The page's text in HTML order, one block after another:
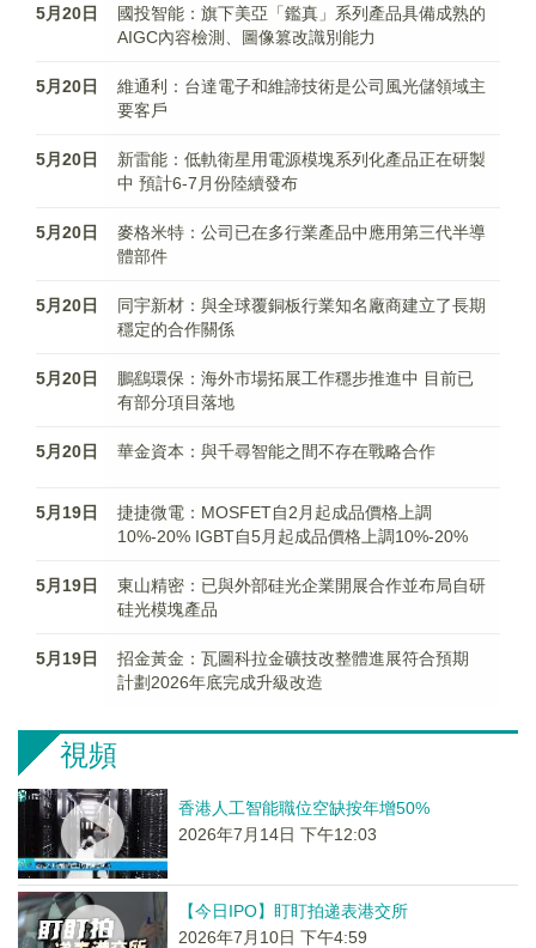
5月20日
國投智能：旗下美亞「鑑真」系列產品具備成熟的
AIGC內容檢測、圖像篡改識別能力
5月20日
維通利：台達電子和維諦技術是公司風光儲領域主
要客戶
5月20日
新雷能：低軌衛星用電源模塊系列化產品正在研製
中 預計6-7月份陸續發布
5月20日
麥格米特：公司已在多行業產品中應用第三代半導
體部件
5月20日
同宇新材：與全球覆銅板行業知名廠商建立了長期
穩定的合作關係
5月20日
鵬鷂環保：海外市場拓展工作穩步推進中 目前已
有部分項目落地
5月20日 華金資本：與千尋智能之間不存在戰略合作
5月19日
捷捷微電：MOSFET自2月起成品價格上調
10%-20% IGBT自5月起成品價格上調10%-20%
5月19日
東山精密：已與外部硅光企業開展合作並布局自研
硅光模塊產品
5月19日
招金黃金：瓦圖科拉金礦技改整體進展符合預期
計劃2026年底完成升級改造
視頻
香港人工智能職位空缺按年增50%
2026年7月14日 下午12:03
【今日IPO】盯盯拍递表港交所
2026年7月10日 下午4:59